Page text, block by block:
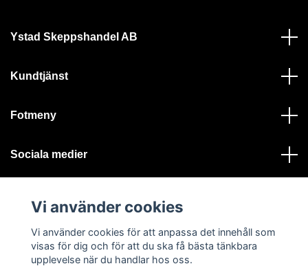
Ystad Skeppshandel AB
Kundtjänst
Fotmeny
Sociala medier
© 2026 Ystad Skeppshandel - Alla rättigheter reserverade
Vi använder cookies
Vi använder cookies för att anpassa det innehåll som
visas för dig och för att du ska få bästa tänkbara
upplevelse när du handlar hos oss.